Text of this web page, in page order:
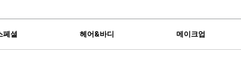
페셜 헤어&바디 메이크업